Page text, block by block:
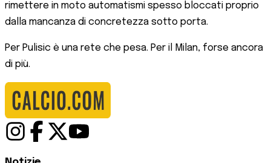
rimettere in moto automatismi spesso bloccati proprio
dalla mancanza di concretezza sotto porta.
Per Pulisic è una rete che pesa. Per il Milan, forse ancora
di più.